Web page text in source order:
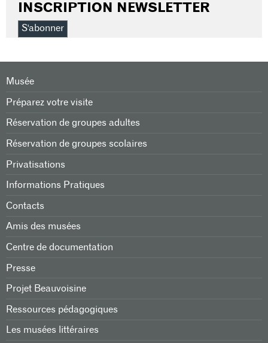
INSCRIPTION NEWSLETTER
S'abonner
Musée
Préparez votre visite
Réservation de groupes adultes
Réservation de groupes scolaires
Privatisations
Informations Pratiques
Contacts
Amis des musées
Centre de documentation
Presse
Projet Beauvoisine
Ressources pédagogiques
Les musées littéraires